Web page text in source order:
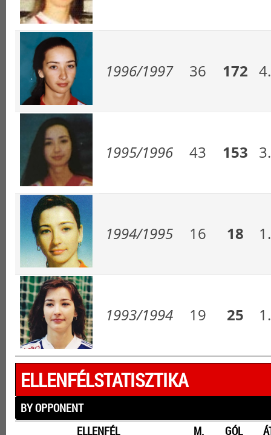
1996/1997 36 172
1995/1996 43 153
1994/1995 16 18
1993/1994 19 25
ELLENFÉLSTATISZTIKA
BY OPPONENT
ELLENFÉL
M. GÓL